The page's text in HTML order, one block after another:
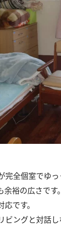
完全個室でゆっ
余裕の広さで
です。
ビングと対話